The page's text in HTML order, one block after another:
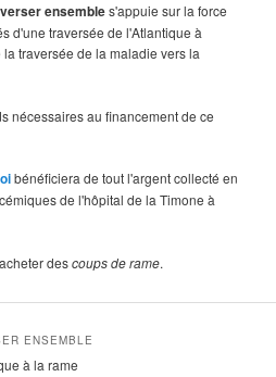
ensembles'appuie sur la force
d'une traversée de l'Atlantique à
traversée de la maladie vers la
nécessaires au financement de ce
bénéficiera de tout l'argent collecté en
de l'hôpital de la Timone à
descoups de rame.
ENSEMBLE
à la rame